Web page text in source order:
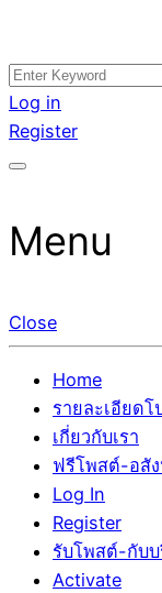
Skip
to
content
อสังหาโพสต์ รีวิวเ
หา แตกต่างอย่างตั้
กับทีมงานบริษัท บ้
รับจ้างโพสอสังหา
โพสต์ ที่ดิน กับทีมง
ขายได้จริงๆ ช่วยส
Search
for:
Log in
Register
Menu
Close
Home
รายละเอียด
เกี่ยวกับเรา
ฟรีโพสต์-อสั
Log In
Register
รับโพสต์-กับ
Activate